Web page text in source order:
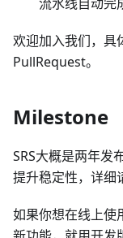
流水线自动完
欢迎加入我们，具
PullRequest。
Milestone
SRS大概是两年发
提升稳定性，详细
如果你想在线上使